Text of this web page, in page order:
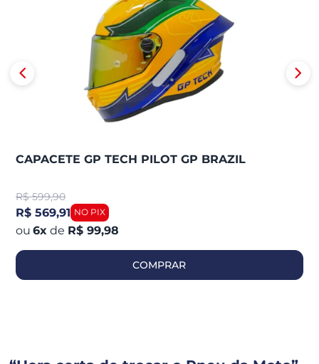
CAPACETE GP TECH PILOT GP BRAZIL
R$ 599,90
R$ 569,91
6x de R$ 99,98
COMPRAR